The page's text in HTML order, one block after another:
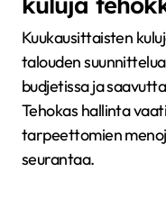
Kuukausittaisten
talouden
budjetissa ja
Tehokas hallinta
tarpeettomien
seurantaa.